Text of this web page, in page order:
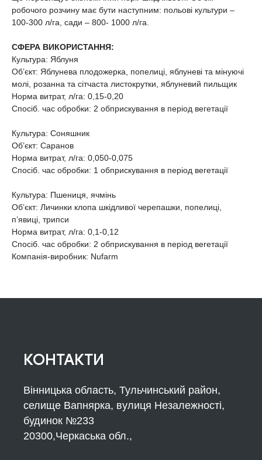
робочого розчину має бути наступним: польові культури –
100-300 л/га, сади – 800- 1000 л/га.
СФЕРА ВИКОРИСТАННЯ:
Культура: Яблуня
Об’єкт: Яблунева плодожерка, попелиці, яблуневі та мінуючі
молі, розанна та сітчаста листокрутки, яблуневий пильщик
Норма витрат, л/га: 0,15-0,20
Спосіб. час обробки: 2 обприскування в період вегетації
Культура: Соняшник
Об’єкт: Саранов
Норма витрат, л/га: 0,050-0,075
Спосіб. час обробки: 1 обприскування в період вегетації
Культура: Пшениця, ячмінь
Об’єкт: Личинки клопа шкідливої черепашки, попелиці,
п’явиці, трипси
Норма витрат, л/га: 0,1-0,12
Спосіб. час обробки: 2 обприскування в період вегетації
Компанія-виробник: Nufarm
КОНТАКТИ
Вінницька область, Тульчинський район,
селище Вапнярка, вулиця Незалежності,
будинок №233
20300,Черкаська обл.,